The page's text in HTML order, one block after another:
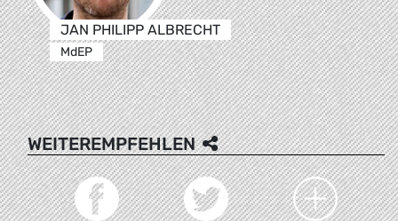
JAN PHILIPP ALBRECHT
MdEP
WEITEREMPFEHLEN